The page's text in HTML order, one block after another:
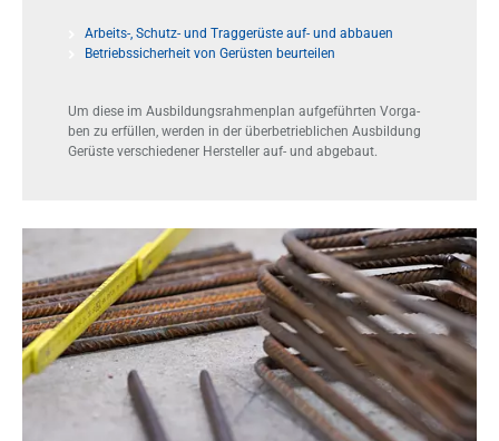
Arbeits-, Schutz- und Traggerüste auf- und abbauen
Betriebssicherheit von Gerüsten beurteilen
Um die­se im Aus­bil­dungs­rah­men­plan auf­ge­führ­ten Vor­ga­
ben zu er­fül­len, wer­den in der über­be­trieb­li­chen Aus­bil­dung
Ge­rüs­te ver­schie­de­ner Her­stel­ler auf- und ab­ge­baut.